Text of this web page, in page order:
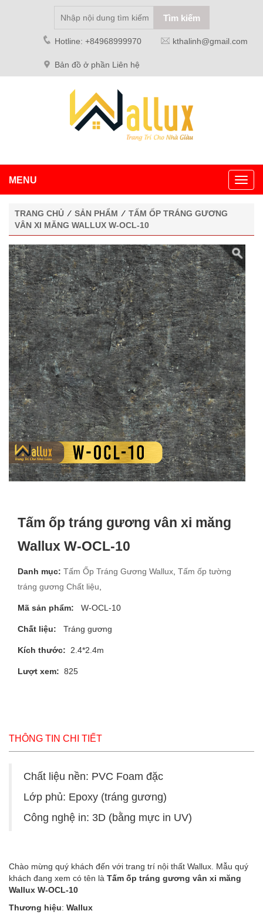
Hotline: +84968999970 kthalinh@gmail.com
Bản đồ ở phần Liên hệ
MENU
TRANG CHỦ ⁄ SẢN PHẨM ⁄ TẤM ỐP TRÁNG GƯƠNG
VÂN XI MĂNG WALLUX W-OCL-10
Tấm ốp tráng gương vân xi măng
Wallux W-OCL-10
Danh mục: Tấm Ốp Tráng Gương Wallux Tấm ốp tường
tráng gương Chất liệu
Mã sản phẩm: W-OCL-10
Chất liệu: Tráng gương
Kích thước: 2.4*2.4m
Lượt xem: 825
THÔNG TIN CHI TIẾT
Chất liệu nền: PVC Foam đặc
Lớp phủ: Epoxy (tráng gương)
Công nghệ in: 3D (bằng mực in UV)
Chào mừng quý khách đến với trang trí nội thất Wallux. Mẫu quý
khách đang xem có tên là Tấm ốp tráng gương vân xi măng
Wallux W-OCL-10
Thương hiệu: Wallux